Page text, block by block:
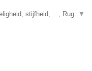
stijfheid, ..., Rug: ▼